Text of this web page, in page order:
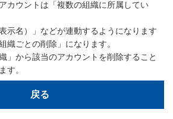
カウントは「複数の組織に所属してい
示名）」などが連動するようになります
織ごとの削除」になります。
」から該当のアカウントを削除すること
す。
戻る